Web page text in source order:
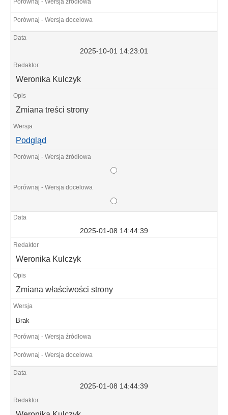
2025-10-01 14:23:01
Weronika Kulczyk
Zmiana treści strony
Podgląd
2025-01-08 14:44:39
Weronika Kulczyk
Zmiana właściwości strony
Brak
2025-01-08 14:44:39